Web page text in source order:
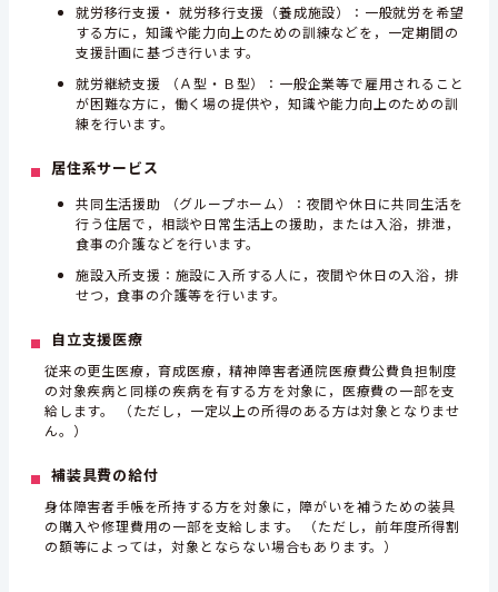
就労移行支援・ 就労移行支援（養成施設）：一般就労を希望
する方に，知識や能力向上のための訓練などを，一定期間の
支援計画に基づき行います。
就労継続支援 （Ａ型・Ｂ型）：一般企業等で雇用されること
が困難な方に，働く場の提供や，知識や能力向上のための訓
練を行います。
居住系サービス
共同生活援助 （グループホーム）：夜間や休日に共同生活を
行う住居で，相談や日常生活上の援助，または入浴，排泄，
食事の介護などを行います。
施設入所支援：施設に入所する人に，夜間や休日の入浴，排
せつ，食事の介護等を行います。
自立支援医療
従来の更生医療，育成医療，精神障害者通院医療費公費負担制度
の対象疾病と同様の疾病を有する方を対象に，医療費の一部を支
給します。 （ただし，一定以上の所得のある方は対象となりませ
ん。）
補装具費の給付
身体障害者手帳を所持する方を対象に，障がいを補うための装具
の購入や修理費用の一部を支給します。 （ただし，前年度所得割
の額等によっては，対象とならない場合もあります。）